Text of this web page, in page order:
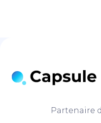
Partenaire